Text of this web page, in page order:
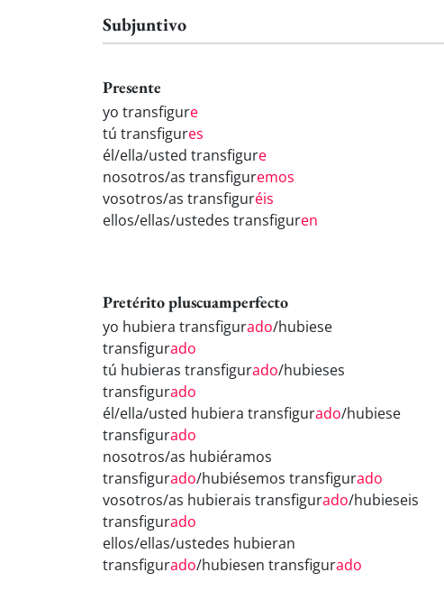
Subjuntivo
Presente
yo transfigure
tú transfigures
él/ella/usted transfigure
nosotros/as transfiguremos
vosotros/as transfiguréis
ellos/ellas/ustedes transfiguren
Pretérito pluscuamperfecto
yo hubiera transfigurado/hubiese
transfigurado
tú hubieras transfigurado/hubieses
transfigurado
él/ella/usted hubiera transfigurado/hubiese
transfigurado
nosotros/as hubiéramos
transfigurado/hubiésemos transfigurado
vosotros/as hubierais transfigurado/hubieseis
transfigurado
ellos/ellas/ustedes hubieran
transfigurado/hubiesen transfigurado